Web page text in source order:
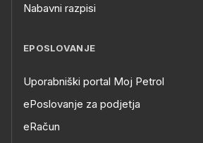
Nabavni razpisi
EPOSLOVANJE
Uporabniški portal Moj Petrol
ePoslovanje za podjetja
eRačun